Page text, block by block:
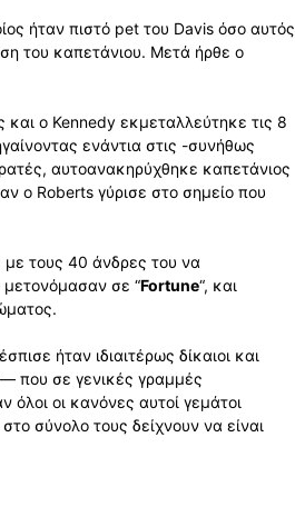
ήταν πιστό pet του Davis όσο αυτός
του καπετάνιου. Μετά ήρθε ο
ο Kennedy εκμεταλλεύτηκε τις 8
ενάντια στις -συνήθως
αυτοανακηρύχθηκε καπετάνιος
ο Roberts γύρισε στο σημείο που
τους 40 άνδρες του να
μετονόμασαν σε “Fortune“, και
ήταν ιδιαιτέρως δίκαιοι και
που σε γενικές γραμμές
οι κανόνες αυτοί γεμάτοι
σύνολο τους δείχνουν να είναι